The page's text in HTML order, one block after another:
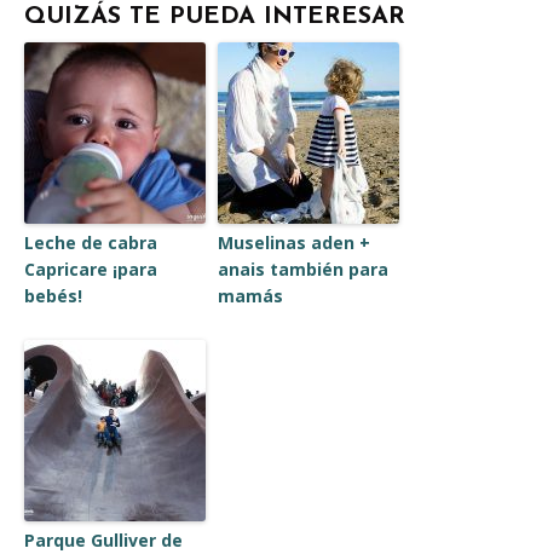
QUIZÁS TE PUEDA INTERESAR
Leche de cabra
Capricare ¡para
bebés!
Muselinas aden +
anais también para
mamás
Parque Gulliver de